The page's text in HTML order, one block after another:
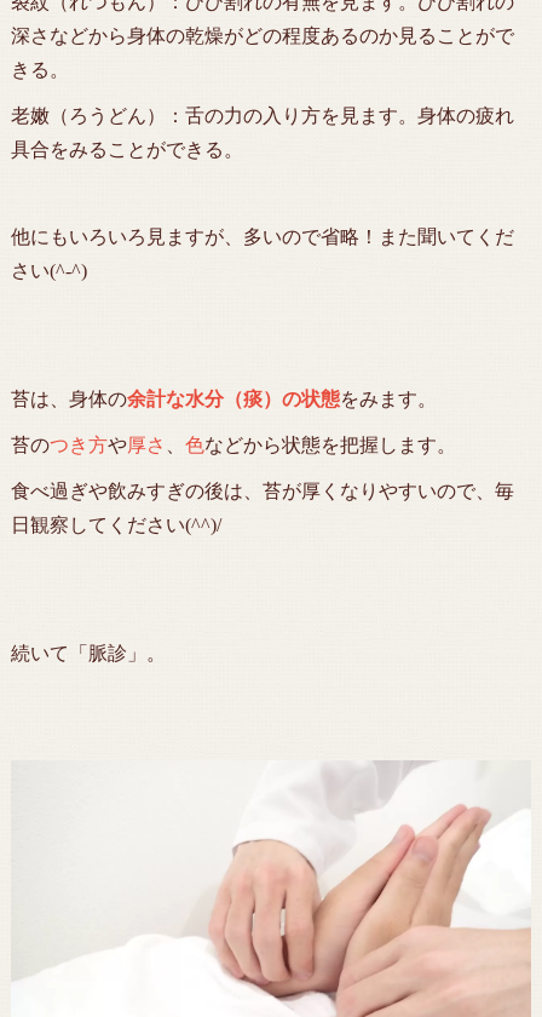
深さなどから身体の乾燥がどの程度あるのか見ることがで
きる。
老嫩（ろうどん）：舌の力の入り方を見ます。身体の疲れ
具合をみることができる。
他にもいろいろ見ますが、多いので省略！また聞いてくだ
さい(^-^)
苔は、身体の余計な水分（痰）の状態をみます。
苔のつき方や厚さ 色などから状態を把握します。
食べ過ぎや飲みすぎの後は、苔が厚くなりやすいので、毎
日観察してください(^^)/
続いて「脈診」。